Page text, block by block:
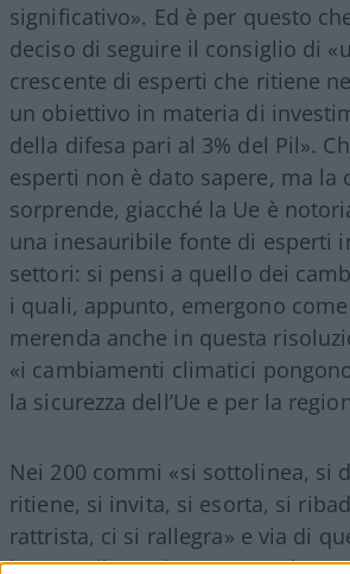
significativo». Ed è per questo
deciso di seguire il consiglio di
crescente di esperti che ritiene
un obiettivo in materia di
della difesa pari al 3% del Pil».
esperti non è dato sapere, ma la
sorprende, giacché la Ue è
una inesauribile fonte di esperti
settori: si pensi a quello dei
i quali, appunto, emergono
merenda anche in questa
«i cambiamenti climatici
la sicurezza dell’Ue e per la
Nei 200 commi «si sottolinea, si
ritiene, si invita, si esorta, si
rattrista, ci si rallegra» e via di
leggere, il pensiero corre veloce